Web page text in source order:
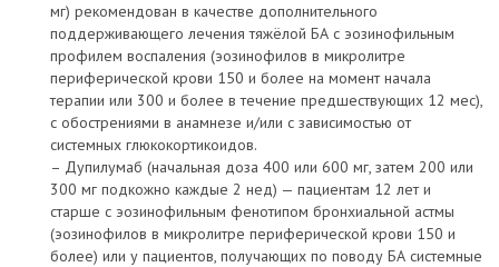
мг) рекомендован в качестве дополнительного
поддерживающего лечения тяжёлой БА с эозинофильным
профилем воспаления (эозинофилов в микролитре
периферической крови 150 и более на момент начала
терапии или 300 и более в течение предшествующих 12 мес),
с обострениями в анамнезе и/или с зависимостью от
системных глюкокортикоидов.
– Дупилумаб (начальная доза 400 или 600 мг, затем 200 или
300 мг подкожно каждые 2 нед) — пациентам 12 лет и
старше с эозинофильным фенотипом бронхиальной астмы
(эозинофилов в микролитре периферической крови 150 и
более) или у пациентов, получающих по поводу БА системные